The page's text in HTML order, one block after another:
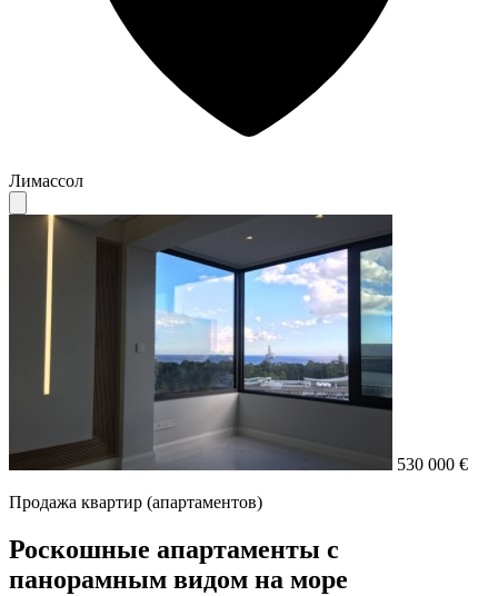
Лимассол
530 000 €
Продажа квартир (апартаментов)
Роскошные апартаменты с
панорамным видом на море